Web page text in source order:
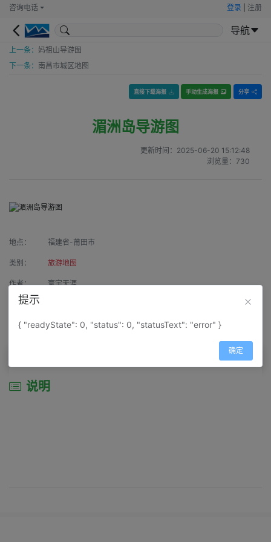
咨询电话 登录 注册
导航
上一条： 妈祖山导游图
下一条： 南昌市城区地图
直接下载海报 手动生成海报 分享
湄洲岛导游图
更新时间： 2025-06-20 15:12:48
浏览量： 730
地点： 福建省-莆田市
类别： 旅游地图
作者： 寰宇天涯
来源：
属性： 地图属性： 地图类型-景区导游图
说明
提示
{ "readyState": 0, "status": 0, "statusText": "error" }
确定